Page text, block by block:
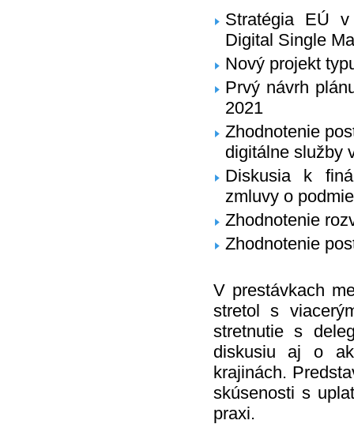
Stratégia EÚ
Digital Single
Nový projekt
Prvý návrh
2021
Zhodnotenie
digitálne služby
Diskusia k
zmluvy o
Zhodnotenie
Zhodnotenie
V prestávkach
stretol s
stretnutie s
diskusiu aj o
krajinách.
skúsenosti s
praxi.